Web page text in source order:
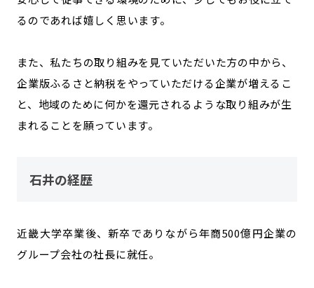
るのであれば嬉しく思います。
また、私たちの取り組みを見ていただいた方の中から、
企業版ふるさと納税をやっていただける企業が増えるこ
と、地域のために何かを還元されるような取り組みが生
まれることを願っています。
石井の経歴
近畿大学卒業後、新卒でありながら年商500億円企業の
グループ会社の社長に就任。